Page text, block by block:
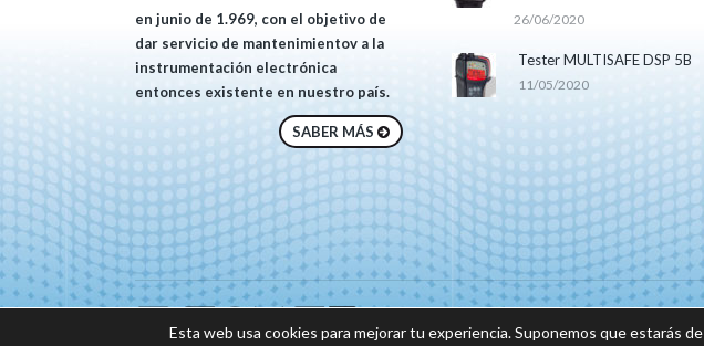
en junio de 1.969, con el objetivo de
dar servicio de mantenimientov a la
instrumentación electrónica
entonces existente en nuestro país.
SABER MÁS
26/06/2020
Tester MULTISAFE DSP 5B
11/05/2020
Sitio web desarrollado por:
Esta web usa cookies para mejorar tu experiencia. Suponemos que estarás